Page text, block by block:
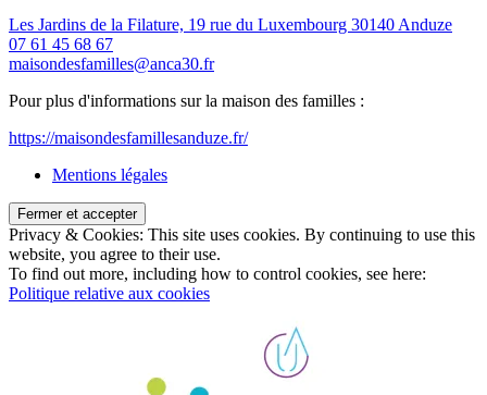
Les Jardins de la Filature, 19 rue du Luxembourg 30140 Anduze
07 61 45 68 67
maisondesfamilles@anca30.fr
Pour plus d'informations sur la maison des familles :
https://maisondesfamillesanduze.fr/
Mentions légales
Privacy & Cookies: This site uses cookies. By continuing to use this
website, you agree to their use.
To find out more, including how to control cookies, see here:
Politique relative aux cookies